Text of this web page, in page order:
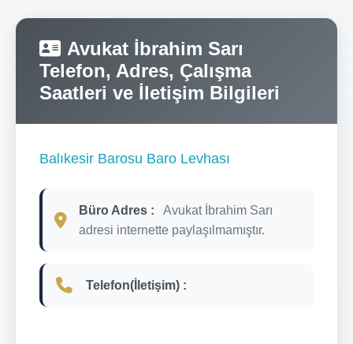
Avukat İbrahim Sarı
Telefon, Adres, Çalışma
Saatleri ve İletişim Bilgileri
Balıkesir Barosu Baro Levhası
Büro Adres :
Avukat İbrahim Sarı
adresi internette paylaşılmamıştır.
Telefon(İletişim) :